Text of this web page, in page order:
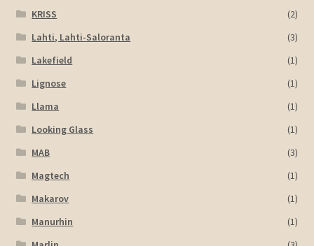
KRISS
(2)
Lahti, Lahti-Saloranta
(3)
Lakefield
(1)
Lignose
(1)
Llama
(1)
Looking Glass
(1)
MAB
(3)
Magtech
(1)
Makarov
(1)
Manurhin
(1)